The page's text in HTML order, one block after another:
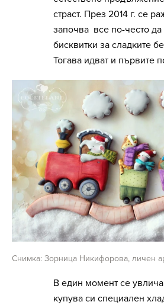
страст. През 2014 г. се
започва все по-често
бисквитки за сладките
Тогава идват и първите
Снимка: Зорница Никифорова, личен
В един момент се увлича
купува си специален